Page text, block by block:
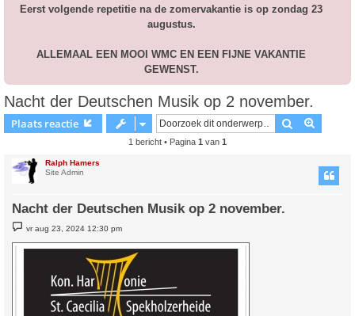
Eerst volgende repetitie na de zomervakantie is op zondag 23
augustus.
ALLEMAAL EEN MOOI WMC EN EEN FIJNE VAKANTIE
GEWENST.
Nacht der Deutschen Musik op 2 november.
Plaats reactie Zoek
1 bericht • Pagina 1 van 1
Ralph Hamers
Site Admin
Nacht der Deutschen Musik op 2 november.
e
r
vr aug 23, 2024 12:30 pm